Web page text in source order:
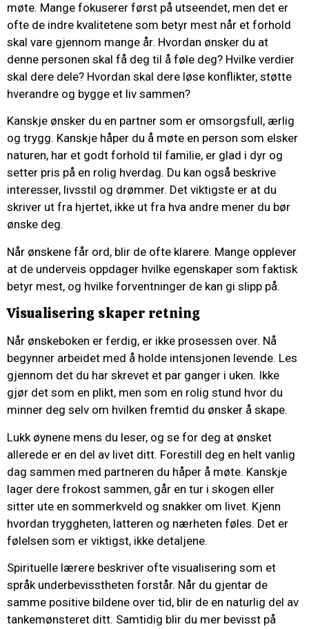
møte. Mange fokuserer først på utseendet, men det er
ofte de indre kvalitetene som betyr mest når et forhold
skal vare gjennom mange år. Hvordan ønsker du at
denne personen skal få deg til å føle deg? Hvilke verdier
skal dere dele? Hvordan skal dere løse konflikter, støtte
hverandre og bygge et liv sammen?
Kanskje ønsker du en partner som er omsorgsfull, ærlig
og trygg. Kanskje håper du å møte en person som elsker
naturen, har et godt forhold til familie, er glad i dyr og
setter pris på en rolig hverdag. Du kan også beskrive
interesser, livsstil og drømmer. Det viktigste er at du
skriver ut fra hjertet, ikke ut fra hva andre mener du bør
ønske deg.
Når ønskene får ord, blir de ofte klarere. Mange opplever
at de underveis oppdager hvilke egenskaper som faktisk
betyr mest, og hvilke forventninger de kan gi slipp på.
Visualisering skaper retning
Når ønskeboken er ferdig, er ikke prosessen over. Nå
begynner arbeidet med å holde intensjonen levende. Les
gjennom det du har skrevet et par ganger i uken. Ikke
gjør det som en plikt, men som en rolig stund hvor du
minner deg selv om hvilken fremtid du ønsker å skape.
Lukk øynene mens du leser, og se for deg at ønsket
allerede er en del av livet ditt. Forestill deg en helt vanlig
dag sammen med partneren du håper å møte. Kanskje
lager dere frokost sammen, går en tur i skogen eller
sitter ute en sommerkveld og snakker om livet. Kjenn
hvordan tryggheten, latteren og nærheten føles. Det er
følelsen som er viktigst, ikke detaljene.
Spirituelle lærere beskriver ofte visualisering som et
språk underbevisstheten forstår. Når du gjentar de
samme positive bildene over tid, blir de en naturlig del av
tankemønsteret ditt. Samtidig blir du mer bevisst på